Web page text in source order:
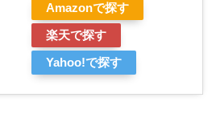
Amazonで探す
楽天で探す
Yahoo!で探す